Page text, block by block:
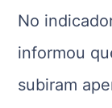
No
informou
subiram